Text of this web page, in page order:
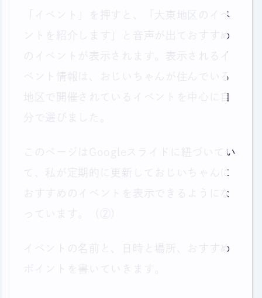
「イベント」を押すと、「大東地区のイベ
ントを紹介します」と音声が出ておすすめ
のイベントが表示されます。表示されるイ
ベント情報は、おじいちゃんが住んでいる
地区で開催されているイベントを中心に自
このページはGoogleスライドに紐づいてい
て、私が定期的に更新しておじいちゃんに
おすすめのイベントを表示できるようにな
イベントの名前と、日時と場所、おすすめ